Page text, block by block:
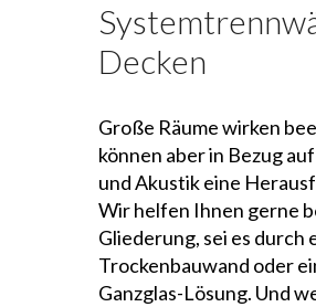
Decken
Große Räume wirken
können aber in Bezug
und Akustik eine
Wir helfen Ihnen gerne
Gliederung, sei es durch
Trockenbauwand oder
Ganzglas-Lösung. Und